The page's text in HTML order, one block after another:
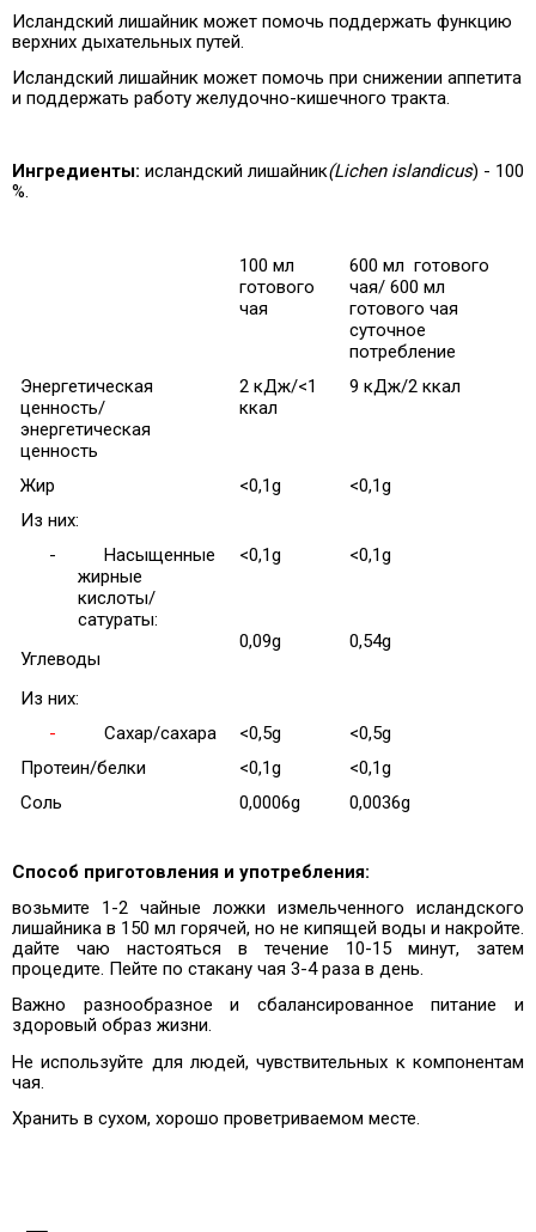
Исландский лишайник может помочь поддержать функцию
верхних дыхательных путей.
Исландский лишайник может помочь при снижении аппетита
и поддержать работу желудочно-кишечного тракта.
Ингредиенты: исландский лишайник(Lichen islandicus) - 100
%.
100 мл
готового
чая
600 мл готового
чая/ 600 мл
готового чая
суточное
потребление
Энергетическая
ценность/
энергетическая
ценность
2 кДж/<1
ккал
9 кДж/2 ккал
Жир <0,1g
<0,1g
Из них:
-
Насыщенные
жирные
кислоты/
сатураты:
<0,1g <0,1g
Углеводы
0,09g 0,54g
Из них:
-
Сахар/сахара <0,5g
<0,5g
Протеин/белки
<0,1g
<0,1g
Соль
0,0006g 0,0036g
Способ приготовления и употребления:
возьмите 1-2 чайные ложки измельченного исландского
лишайника в 150 мл горячей, но не кипящей воды и накройте.
дайте чаю настояться в течение 10-15 минут, затем
процедите. Пейте по стакану чая 3-4 раза в день.
Важно разнообразное и сбалансированное питание и
здоровый образ жизни.
Не используйте для людей, чувствительных к компонентам
чая.
Хранить в сухом, хорошо проветриваемом месте.